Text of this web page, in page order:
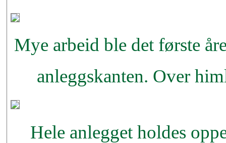
Mye arbeid ble det første
anleggskanten. Over
Hele anlegget holdes